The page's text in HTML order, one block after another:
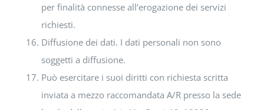
per finalità connesse all’erogazione dei servizi
richiesti.
Diffusione dei dati. I dati personali non sono
soggetti a diffusione.
Può esercitare i suoi diritti con richiesta scritta
inviata a mezzo raccomandata A/R presso la sede